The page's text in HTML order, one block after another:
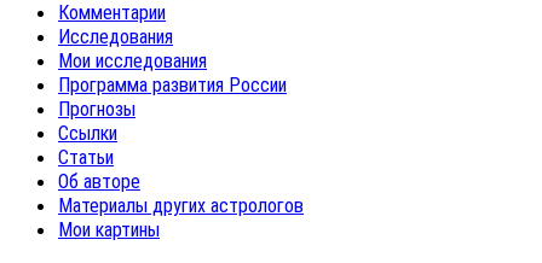
Комментарии
Исследования
Мои исследования
Программа развития России
Прогнозы
Ссылки
Статьи
Об авторе
Материалы других астрологов
Мои картины